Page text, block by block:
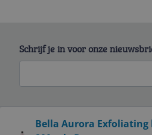
Bella Aurora
Schrijf je in voor onze